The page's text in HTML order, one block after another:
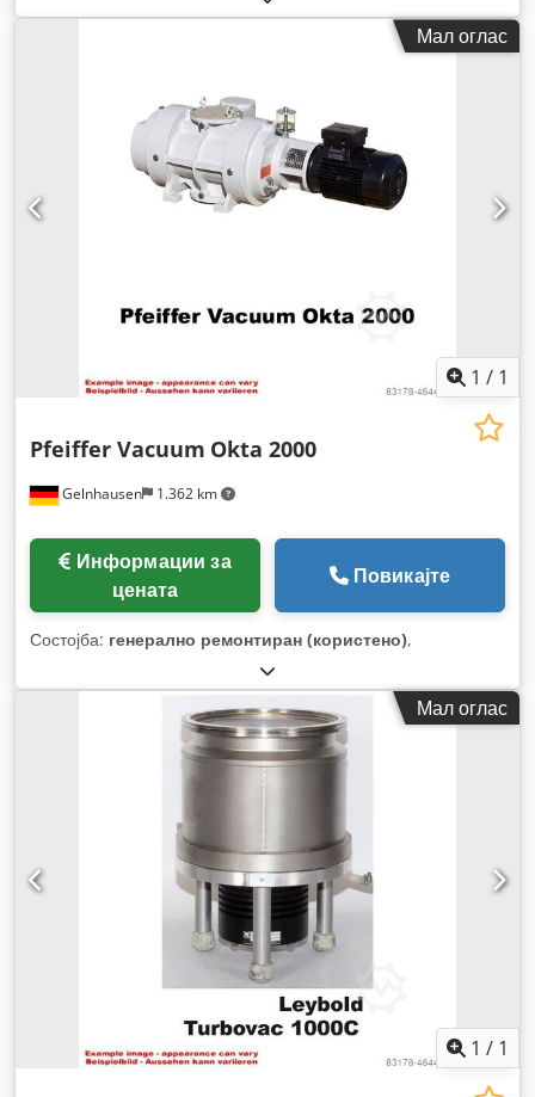
Мал оглас
1 / 1
Gelnhausen 1.362 km
Pfeiffer Vacuum Okta 2000
цената
Повикајте
Состојба: генерално ремонтиран (користено),
Мал оглас
1 / 1